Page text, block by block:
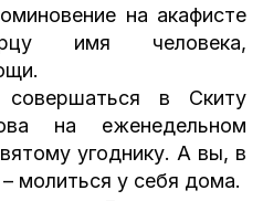
на акафисте
имя человека,
совершаться в Скиту
на еженедельном
угоднику. А вы, в
молиться у себя дома.